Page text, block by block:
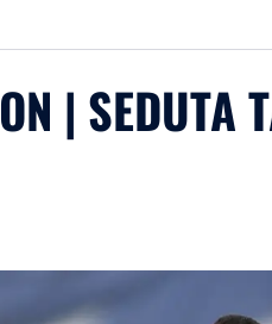
| SEDUTA